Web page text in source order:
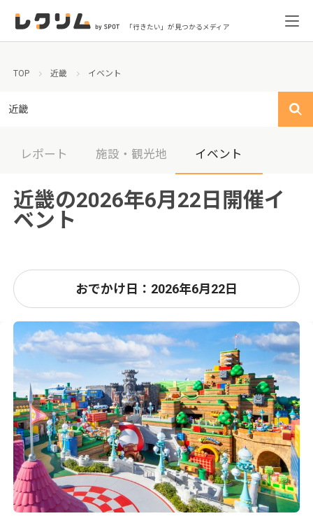
「行きたい」が見つかるメディア
TOP 近畿 イベント
近畿
レポート 施設・観光地 イベント
近畿の2026年6月22日開催イ
ベント
おでかけ日：2026年6月22日